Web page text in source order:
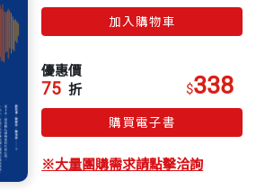
加入購物車
優惠價
75 折 $338
購買電子書
※大量團購需求請點擊洽詢